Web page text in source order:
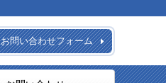
お問い合わせフォーム